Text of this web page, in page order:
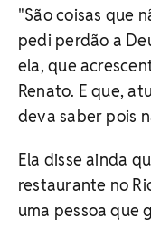
"São coisas que
pedi perdão a
ela, que
Renato. E que,
deva saber pois
Ela disse ainda
restaurante no
uma pessoa que